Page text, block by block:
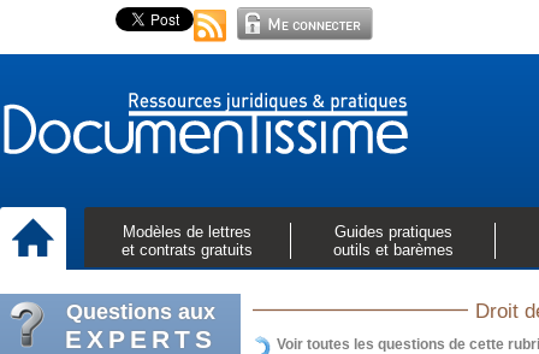
Modèles de lettres
et contrats gratuits
Guides pratiques
outils et barèmes
Questions aux
EXPERTS
Droit
Voir toutes les questions de cette